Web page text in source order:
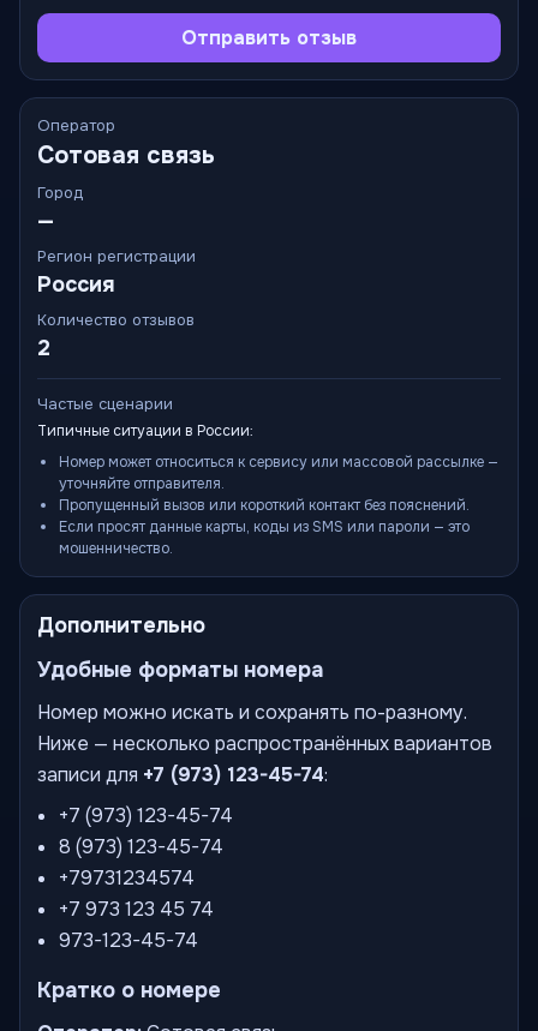
Отправить отзыв
Оператор
Сотовая связь
Город
—
Регион регистрации
Россия
Количество отзывов
2
Частые сценарии
Типичные ситуации в России:
Номер может относиться к сервису или массовой рассылке —
уточняйте отправителя.
Пропущенный вызов или короткий контакт без пояснений.
Если просят данные карты, коды из SMS или пароли — это
мошенничество.
Дополнительно
Удобные форматы номера
Номер можно искать и сохранять по-разному.
Ниже — несколько распространённых вариантов
записи для +7 (973) 123-45-74:
+7 (973) 123-45-74
8 (973) 123-45-74
+79731234574
+7 973 123 45 74
973-123-45-74
Кратко о номере